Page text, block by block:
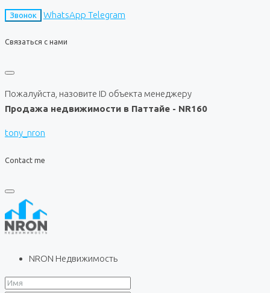
Звонок WhatsApp Telegram
Связаться с нами
Пожалуйста, назовите ID объекта менеджеру
Продажа недвижимости в Паттайе - NR160
tony_nron
Contact me
NRON Недвижимость